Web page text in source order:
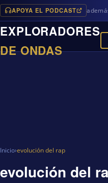
APOYA EL PODCAST
programas en iVoox,
EXPLORADORES
DE ONDAS
Inicio›evolución del rap
evolución del